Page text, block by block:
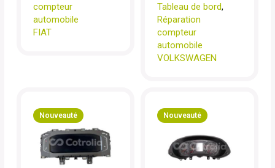
compteur
automobile
FIAT
Tableau de bord,
Réparation
compteur
automobile
VOLKSWAGEN
Nouveauté Nouveauté